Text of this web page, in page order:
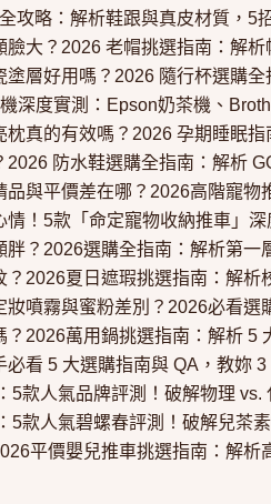
攻略：解析鞋跟與真皮材質，5
臉大？2026 老帽挑選指南：解
塗層好用嗎？2026 隨行杯選購
深度實測：Epson奶茶機、
枕真的有效嗎？2026 孕期睡眠
2026 防水鞋選購全指南：解析
品與平價差在哪？2026高階寵
情！5款「命定寵物收納推車」
胖？2026選購全指南：解析第一
？2026夏日遮瑕挑選指南：解析
妝噴霧與蜜粉差別？2026必看選
？2026萬用鍋挑選指南：解析
必看 5 大選購指南與 QA，教妳
5款人氣品牌評測！破解物理
5款人氣碧螺春評測！破解兒茶
平價嬰兒推車挑選指南：解